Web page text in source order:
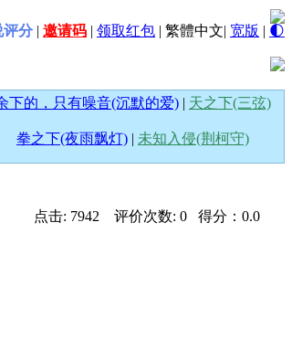
评分 | 邀请码 | 领取红包 | 繁體中文| 宽版 | 🌓
下的，只有噪音(沉默的爱) | 天之下(三弦)
拳之下(夜雨飘灯) | 未知入侵(荆柯守)
点击: 7942 评价次数: 0 得分：0.0